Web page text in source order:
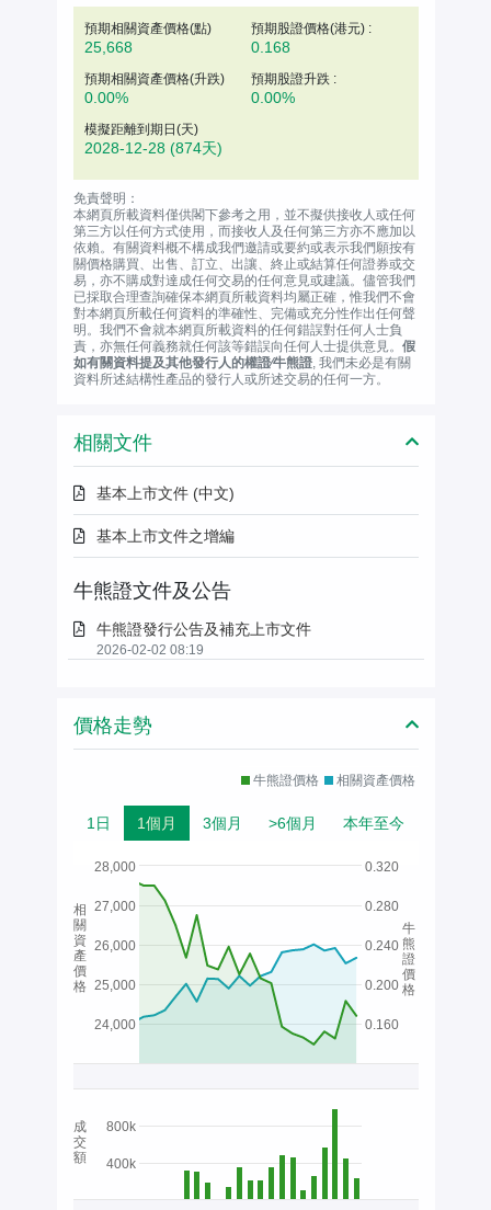
預期相關資產價格(點)
25,668
預期股證價格(港元) :
0.168
預期相關資產價格(升跌)
0.00%
預期股證升跌 :
0.00%
模擬距離到期日(天)
2028-12-28 (874天)
免責聲明：
本網頁所載資料僅供閣下參考之用，並不擬供接收人或任何
第三方以任何方式使用，而接收人及任何第三方亦不應加以
依賴。有關資料概不構成我們邀請或要約或表示我們願按有
關價格購買、出售、訂立、出讓、終止或結算任何證券或交
易，亦不購成對達成任何交易的任何意見或建議。儘管我們
已採取合理查詢確保本網頁所載資料均屬正確，惟我們不會
對本網頁所載任何資料的準確性、完備或充分性作出任何聲
明。我們不會就本網頁所載資料的任何錯誤對任何人士負
責，亦無任何義務就任何該等錯誤向任何人士提供意見。 假
如有關資料提及其他發行人的權證∕牛熊證, 我們未必是有關
資料所述結構性產品的發行人或所述交易的任何一方。
相關文件
基本上市文件 (中文)
基本上市文件之增編
牛熊證文件及公告
牛熊證發行公告及補充上市文件
2026-02-02 08:19
價格走勢
牛熊證價格 相關資產價格
1日 1個月 3個月 >6個月 本年至今
24,000
25,000
26,000
27,000
28,000
0.200
0.160
0.240
0.280
0.320
400k
800k
相
關
資
產
價
格
牛
熊
證
價
格
成
交
額